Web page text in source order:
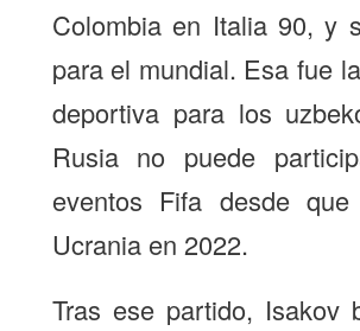
Colombia en Italia 90, y
para el mundial. Esa fue
deportiva para los
Rusia no puede
eventos Fifa desde
Ucrania en 2022.
Tras ese partido, Isakov